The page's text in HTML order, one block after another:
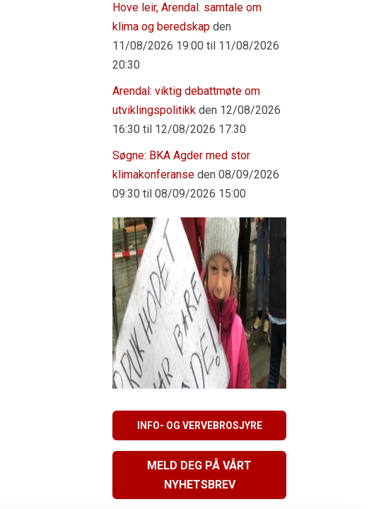
Hove leir, Arendal: samtale om
klima og beredskap den
11/08/2026 19:00 til 11/08/2026
20:30
Arendal: viktig debattmøte om
utviklingspolitikk den 12/08/2026
16:30 til 12/08/2026 17:30
Søgne: BKA Agder med stor
klimakonferanse den 08/09/2026
09:30 til 08/09/2026 15:00
INFO- OG VERVEBROSJYRE
MELD DEG PÅ VÅRT
NYHETSBREV